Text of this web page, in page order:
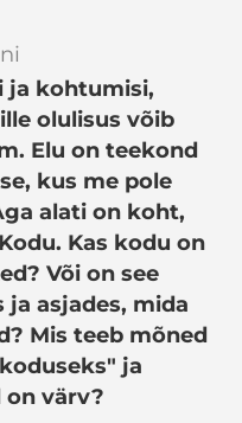
ja kohtumisi,
olulisus võib
Elu on teekond
kus me pole
alati on koht,
Kas kodu on
Või on see
asjades, mida
Mis teeb mõned
ja
on värv?